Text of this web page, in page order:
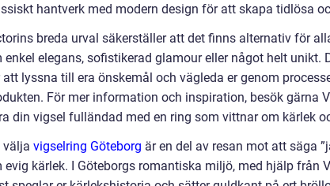
hantverk med modern design för att skapa tidlösa
breda urval säkerställer att det finns alternativ för
enkel elegans, sofistikerad glamour eller något helt unikt.
lyssna till era önskemål och vägleda er genom
För mer information och inspiration, besök gärna
din vigsel fulländad med en ring som vittnar om kärlek
välja vigselring Göteborg är en del av resan mot att säga
evig kärlek. I Göteborgs romantiska miljö, med hjälp från